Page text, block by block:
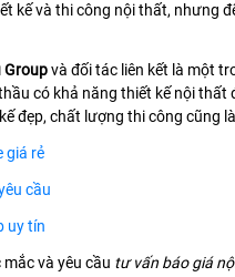
kế và thi công nội thất, nhưng
Groupvà đối tác liên kết là một
có khả năng thiết kế nội
đẹp, chất lượng thi công
giá rẻ
cầu
uy tín
và yêu cầu tư vấn báo giá